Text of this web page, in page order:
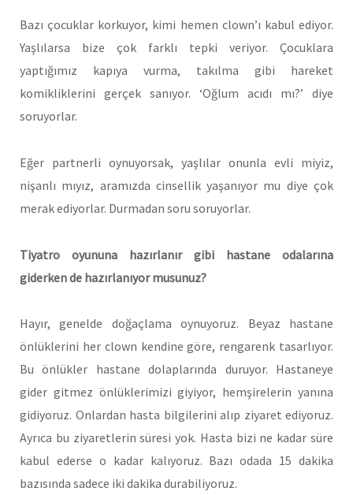
Bazı çocuklar korkuyor, kimi hemen clown’ı kabul ediyor.
Yaşlılarsa bize çok farklı tepki veriyor. Çocuklara
yaptığımız kapıya vurma, takılma gibi hareket
komikliklerini gerçek sanıyor. ‘Oğlum acıdı mı?’ diye
soruyorlar.
Eğer partnerli oynuyorsak, yaşlılar onunla evli miyiz,
nişanlı mıyız, aramızda cinsellik yaşanıyor mu diye çok
merak ediyorlar. Durmadan soru soruyorlar.
Tiyatro oyununa hazırlanır gibi hastane odalarına
giderken de hazırlanıyor musunuz?
Hayır, genelde doğaçlama oynuyoruz. Beyaz hastane
önlüklerini her clown kendine göre, rengarenk tasarlıyor.
Bu önlükler hastane dolaplarında duruyor. Hastaneye
gider gitmez önlüklerimizi giyiyor, hemşirelerin yanına
gidiyoruz. Onlardan hasta bilgilerini alıp ziyaret ediyoruz.
Ayrıca bu ziyaretlerin süresi yok. Hasta bizi ne kadar süre
kabul ederse o kadar kalıyoruz. Bazı odada 15 dakika
bazısında sadece iki dakika durabiliyoruz.